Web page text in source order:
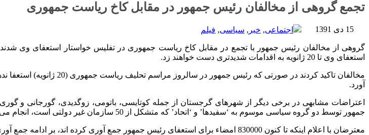
تجمع گروهی از مخالفان رئیس جمهور در مقابل کاخ ریاست جمهوری
15 دی 1391 اجتماعی, خبر , سیاسی, فیلم
استعفای وی تا 20 ژانویه به اقدامات شدیدتری دست خواهند زد.
مخالفان تاکید کردند در
آورد.
اعتراضات مشابهی در برخی دیگر از شهرهای گرجستان از جمله کوتایسی، باتومی، زوگدیدی، گورجانی
جمهور توسط دو گروه سیاسی موسوم به ‘سفیدها’ و ‘اتحاد’ که متشکل از 50 سازمان غیر دولتی است، انجام می شود.
معترضان با اعلام اینکه تا کنون 830000 امضاء برای استعفای رئیس جمهور جمع آوری کرده اند، بر ادامه جمع آوری امضاء های بیشتر تاکید نمودند.